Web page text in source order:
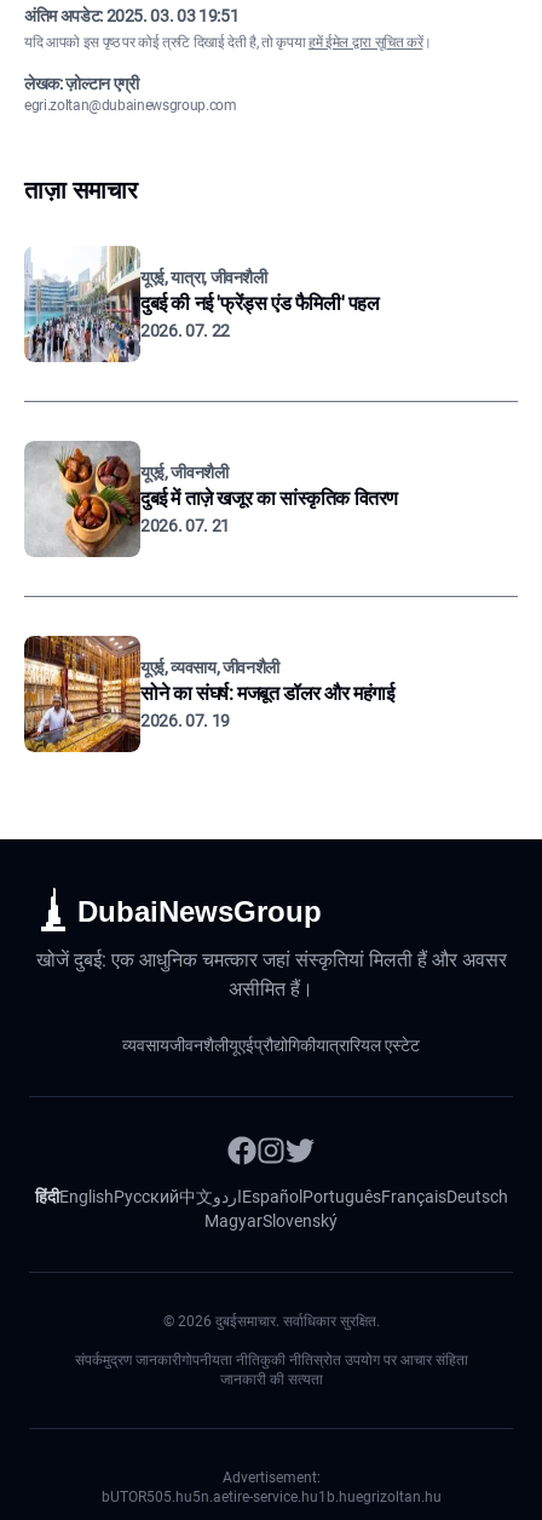
अंतिम अपडेट:2025. 03. 03 19:51
यदि आपको इस पृष्ठ पर कोई त्रुटि दिखाई देती है, तो कृपयाहमें ईमेल द्वारा सूचित करें।
लेखक: ज़ोल्टान एग्री
egri.zoltan@dubainewsgroup.com
ताज़ा समाचार
यूएई, यात्रा, जीवनशैली
दुबई की नई 'फ्रेंड्स एंड फैमिली' पहल
2026. 07. 22
यूएई, जीवनशैली
दुबई में ताज़े खजूर का सांस्कृतिक वितरण
2026. 07. 21
यूएई, व्यवसाय, जीवनशैली
सोने का संघर्ष: मजबूत डॉलर और महंगाई
2026. 07. 19
DubaiNewsGroup
खोजें दुबई: एक आधुनिक चमत्कार जहां संस्कृतियां मिलती हैं और अवसर
असीमित हैं।
व्यवसायजीवनशैलीयूएईप्रौद्योगिकीयात्रारियल एस्टेट
हिंदीEnglishРусский中文اردوEspañol PortuguêsFrançaisDeutsch
MagyarSlovenský
© 2026 दुबईसमाचार. सर्वाधिकार सुरक्षित.
संपर्कमुद्रण जानकारीगोपनीयता नीतिकुकी नीतिस्रोत उपयोग पर आचार संहिता
जानकारी की सत्यता
Advertisement:
bUTOR505.hu5n.aetire-service.hu1b.huegrizoltan.hu